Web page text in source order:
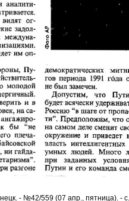
- №42/559 (07 апр., пятница). -